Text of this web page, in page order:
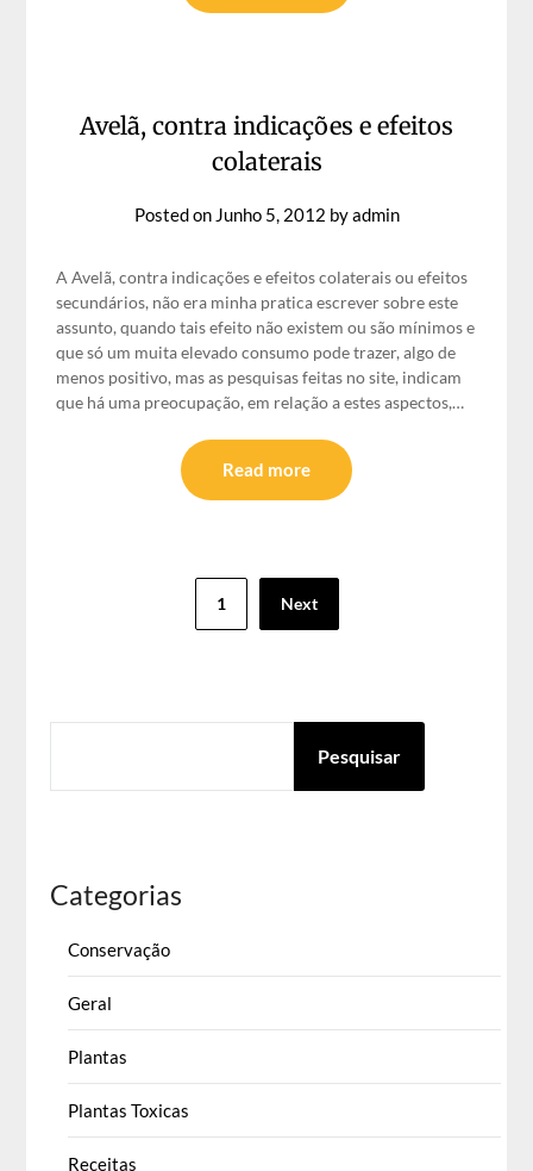
Avelã, contra indicações e efeitos
colaterais
Posted on Junho 5, 2012 byadmin
A Avelã, contra indicações e efeitos colaterais ou efeitos
secundários, não era minha pratica escrever sobre este
assunto, quando tais efeito não existem ou são mínimos e
que só um muita elevado consumo pode trazer, algo de
menos positivo, mas as pesquisas feitas no site, indicam
que há uma preocupação, em relação a estes aspectos,…
Read more
1 Next
Pesquisar
Categorias
Conservação
Geral
Plantas
Plantas Toxicas
Receitas